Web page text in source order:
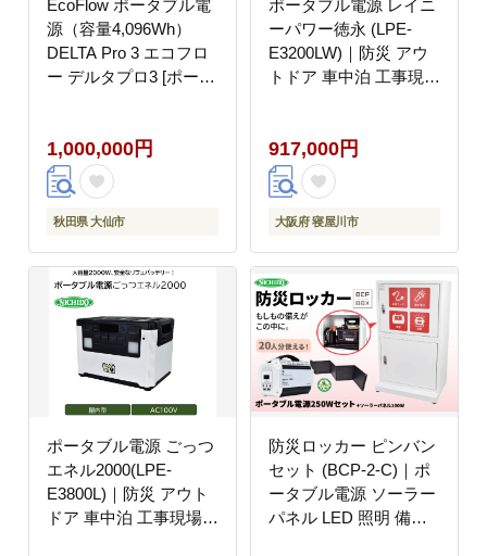
EcoFlow ポータブル電
源（容量4,096Wh）
DELTA Pro 3 エコフロ
ー デルタプロ3 [ポータ
電 非常用電源 BCP 震
災対策 災害対策 キャン
プ 車中泊 長寿命 安全
バッテリー 200V 秋田
1,000,000円
秋田県 大仙市
ポータブル電源 レイニ
ーパワー徳永 (LPE-
E3200LW)｜防災 アウ
トドア 車中泊 工事現場
917,000円
大阪府 寝屋川市
ポータブル電源 ごっつ
エネル2000(LPE-
E3800L)｜防災 アウト
ドア 車中泊 工事現場
防災ロッカー ピンバン
セット (BCP-2-C)｜ポ
ータブル電源 ソーラー
パネル LED 照明 備蓄